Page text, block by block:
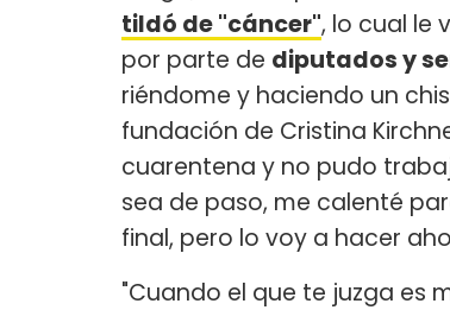
tildó de "cáncer", lo cual le
por parte de diputados y
riéndome y haciendo un
fundación de Cristina
cuarentena y no pudo
sea de paso, me calenté
final, pero lo voy a hacer
"Cuando el que te juzga es